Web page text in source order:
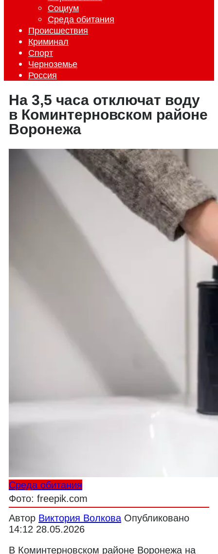
Социум
Среда обитания
Происшествия
Криминал
Спорт
Черноземье
Россия
На 3,5 часа отключат воду
в Коминтерновском районе
Воронежа
Среда обитания
Фото: freepik.com
Автор Виктория Волкова Опубликовано
14:12 28.05.2026
В Коминтерновском районе Воронежа на